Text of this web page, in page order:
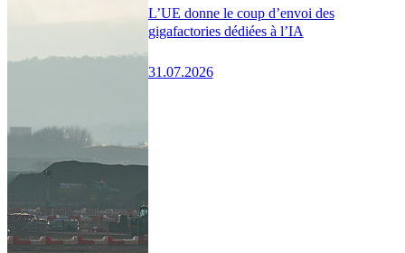
L’UE donne le coup d’envoi des
gigafactories dédiées à l’IA
31.07.2026